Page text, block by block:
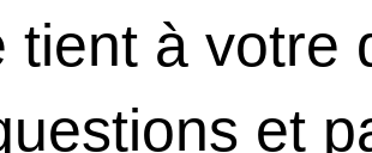
tient à votre
et